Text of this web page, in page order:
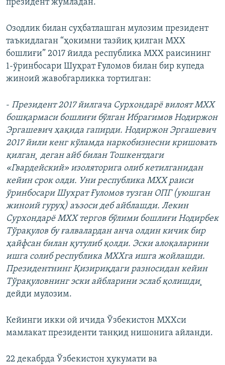
президент жумладан.
Озодлик билан суҳбатлашган мулозим президент
таъкидлаган “ҳокимни тазйиқ қилган МХХ
бошлиғи” 2017 йилда республика МХХ раисининг
1-ўринбосари Шуҳрат Ғуломов билан бир купеда
жиноий жавобгарликка тортилган:
- Президент 2017 йилгача Сурхондарë вилоят МХХ
бошқармаси бошлиғи бўлган Ибрагимов Нодиржон
Эргашевич ҳақида гапирди. Нодиржон Эргашевич
2017 йили кенг кўламда наркобизнесни кришовать
қилган¸ деган айб билан Тошкентдаги
«Гвардейский» изоляторига олиб кетилганидан
кейин срок олди. Уни республика МХХ раиси
ўринбосари Шухрат Ғуломов тузган ОПГ (уюшган
жиноий гуруҳ) аъзоси деб айблашди. Лекин
Сурхондарë МХХ тергов бўлими бошлиғи Нодирбек
Тўрақулов бу ғалвалардан анча олдин кичик бир
ҳайфсан билан қутулиб қолди. Эски алоқаларини
ишга солиб республика МХХга ишга жойлашди.
Президентнинг Қизириқдаги разносидан кейин
Тўрақуловнинг эски айбларини эслаб қолишди¸
дейди мулозим.
Кейинги икки ой ичида Ўзбекистон МХХси
мамлакат президенти танқид нишонига айланди.
22 декабрда Ўзбекистон ҳукумати ва